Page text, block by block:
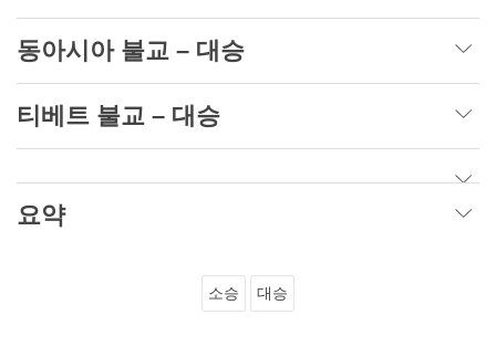
동아시아 불교 – 대승
티베트 불교 – 대승
요약
소승 대승